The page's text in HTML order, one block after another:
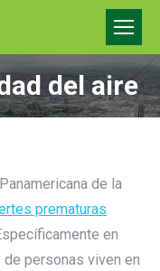
del aire
de la
prematuras
en
personas viven en